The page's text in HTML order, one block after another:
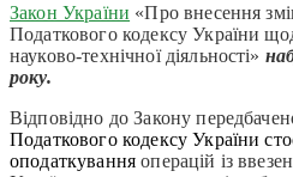
Закон України «Про внесення
Податкового кодексу України
науково-технічної діяльності»
року.
Відповідно до Закону передбач
Податкового кодексу України
оподаткуванняоперацій із